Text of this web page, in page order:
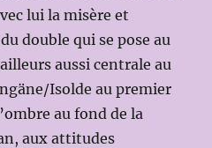
lui la misère et
double qui se pose au
aussi centrale au
Isolde au premier
au fond de la
aux attitudes